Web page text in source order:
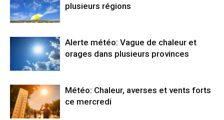
plusieurs régions
Alerte météo: Vague de chaleur et
orages dans plusieurs provinces
Météo: Chaleur, averses et vents forts
ce mercredi